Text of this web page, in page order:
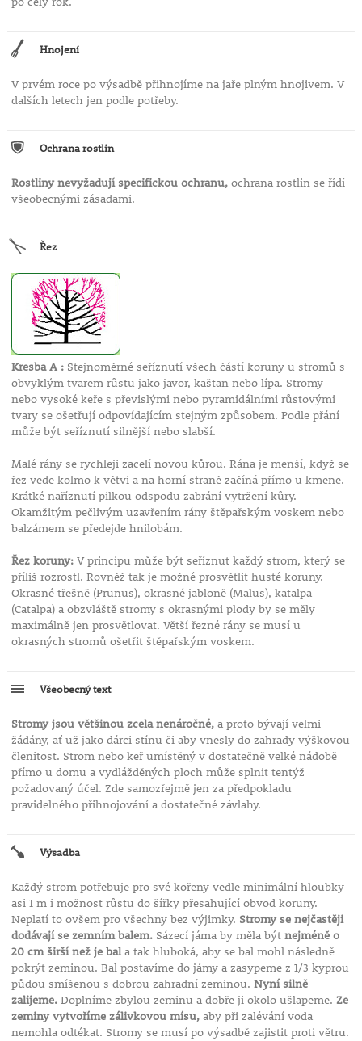
Hnojení
V prvém roce po výsadbě přihnojíme na jaře plným hnojivem. V
dalších letech jen podle potřeby.
Ochrana rostlin
Rostliny nevyžadují specifickou ochranu,ochrana rostlin se řídí
všeobecnými zásadami.
Řez
Kresba A :Stejnoměrné seříznutí všech částí koruny u stromů s
obvyklým tvarem růstu jako javor, kaštan nebo lípa. Stromy
nebo vysoké keře s převislými nebo pyramidálními růstovými
tvary se ošetřují odpovídajícím stejným způsobem. Podle přání
může být seříznutí silnější nebo slabší.
Malé rány se rychleji zacelí novou kůrou. Rána je menší, když se
řez vede kolmo k větvi a na horní straně začíná přímo u kmene.
Krátké naříznutí pilkou odspodu zabrání vytržení kůry.
Okamžitým pečlivým uzavřením rány štěpařským voskem nebo
balzámem se předejde hnilobám.
Řez koruny:V principu může být seříznut každý strom, který se
příliš rozrostl. Rovněž tak je možné prosvětlit husté koruny.
Okrasné třešně (Prunus), okrasné jabloně (Malus), katalpa
(Catalpa) a obzvláště stromy s okrasnými plody by se měly
maximálně jen prosvětlovat. Větší řezné rány se musí u
okrasných stromů ošetřit štěpařským voskem.
Všeobecný text
Stromy jsou většinou zcela nenáročné,a proto bývají velmi
žádány, ať už jako dárci stínu či aby vnesly do zahrady výškovou
členitost. Strom nebo keř umístěný v dostatečně velké nádobě
přímo u domu a vydlážděných ploch může splnit tentýž
požadovaný účel. Zde samozřejmě jen za předpokladu
pravidelného přihnojování a dostatečné závlahy.
Výsadba
Každý strom potřebuje pro své kořeny vedle minimální hloubky
asi 1 m i možnost růstu do šířky přesahující obvod koruny.
Neplatí to ovšem pro všechny bez výjimky. Stromy se nejčastěji
dodávají se zemním balem.Sázecí jáma by měla být nejméně o
20 cm širší než je bala tak hluboká, aby se bal mohl následně
pokrýt zeminou. Bal postavíme do jámy a zasypeme z 1/3 kyprou
půdou smíšenou s dobrou zahradní zeminou. Nyní silně
zalijeme.Doplníme zbylou zeminu a dobře ji okolo ušlapeme. Ze
zeminy vytvoříme zálivkovou mísu,aby při zalévání voda
nemohla odtékat. Stromy se musí po výsadbě zajistit proti větru.